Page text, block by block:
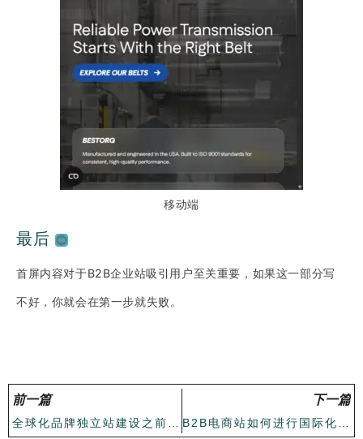
移动端
最后
首屏内容对于B2B企业站吸引用户至关重要，如果这一部分写
不好，你就会在第一步就失败。
前一篇 下一篇